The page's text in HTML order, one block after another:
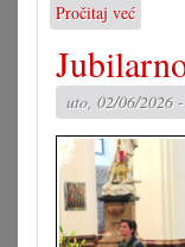
Pročitaj već
Je
li
zaista
znamo
ča
kanimo?
uto, 02/06/2026